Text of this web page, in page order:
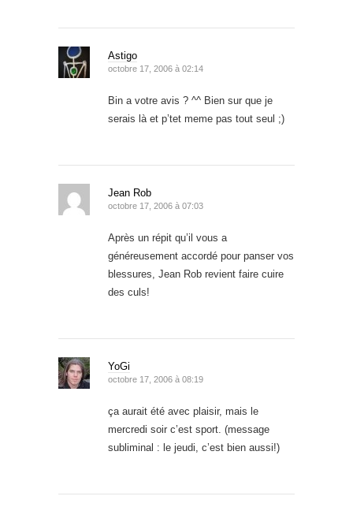
Astigo
octobre 17, 2006 à 02:14
Bin a votre avis ? ^^ Bien sur que je
serais là et p’tet meme pas tout seul ;)
Jean Rob
octobre 17, 2006 à 07:03
Après un répit qu’il vous a
généreusement accordé pour panser vos
blessures, Jean Rob revient faire cuire
des culs!
YoGi
octobre 17, 2006 à 08:19
ça aurait été avec plaisir, mais le
mercredi soir c’est sport. (message
subliminal : le jeudi, c’est bien aussi!)